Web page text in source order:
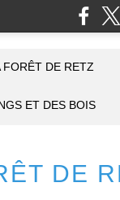
DE
FORÊT DE RETZ
ET DES BOIS